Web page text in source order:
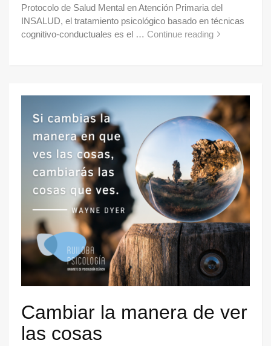
Protocolo de Salud Mental en Atención Primaria del
INSALUD, el tratamiento psicológico basado en técnicas
cognitivo-conductuales es el … Continue reading
Cambiar la manera de ver
las cosas